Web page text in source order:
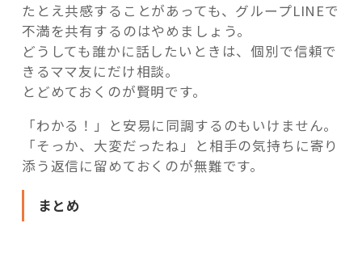
たとえ共感することがあっても、グループLINEで
不満を共有するのはやめましょう。
どうしても誰かに話したいときは、個別で信頼で
きるママ友にだけ相談。
とどめておくのが賢明です。
「わかる！」と安易に同調するのもいけません。
「そっか、大変だったね」と相手の気持ちに寄り
添う返信に留めておくのが無難です。
まとめ